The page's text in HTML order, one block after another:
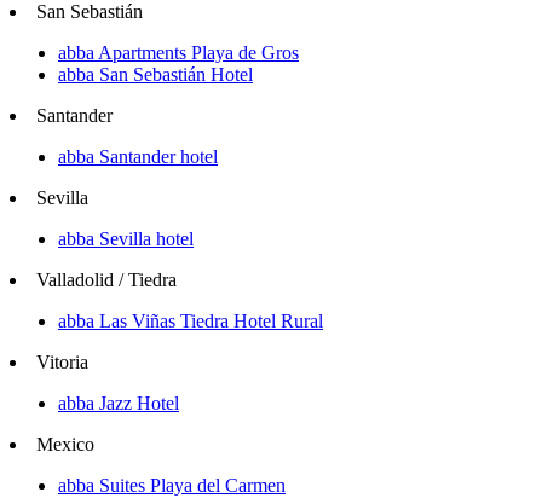
San Sebastián
abba Apartments Playa de Gros
abba San Sebastián Hotel
Santander
abba Santander hotel
Sevilla
abba Sevilla hotel
Valladolid / Tiedra
abba Las Viñas Tiedra Hotel Rural
Vitoria
abba Jazz Hotel
Mexico
abba Suites Playa del Carmen